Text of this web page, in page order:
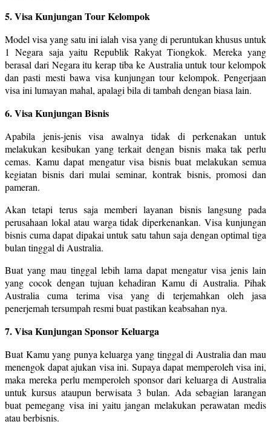
5. Visa Kunjungan Tour Kelompok
Model visa yang satu ini ialah visa yang di peruntukan khusus untuk
1 Negara saja yaitu Republik Rakyat Tiongkok. Mereka yang
berasal dari Negara itu kerap tiba ke Australia untuk tour kelompok
dan pasti mesti bawa visa kunjungan tour kelompok. Pengerjaan
visa ini lumayan mahal, apalagi bila di tambah dengan biasa lain.
6. Visa Kunjungan Bisnis
Apabila jenis-jenis visa awalnya tidak di perkenakan untuk
melakukan kesibukan yang terkait dengan bisnis maka tak perlu
cemas. Kamu dapat mengatur visa bisnis buat melakukan semua
kegiatan bisnis dari mulai seminar, kontrak bisnis, promosi dan
pameran.
Akan tetapi terus saja memberi layanan bisnis langsung pada
perusahaan lokal atau warga tidak diperkenankan. Visa kunjungan
bisnis cuma dapat dipakai untuk satu tahun saja dengan optimal tiga
bulan tinggal di Australia.
Buat yang mau tinggal lebih lama dapat mengatur visa jenis lain
yang cocok dengan tujuan kehadiran Kamu di Australia. Pihak
Australia cuma terima visa yang di terjemahkan oleh jasa
penerjemah tersumpah resmi buat pastikan keabsahan nya.
7. Visa Kunjungan Sponsor Keluarga
Buat Kamu yang punya keluarga yang tinggal di Australia dan mau
menengok dapat ajukan visa ini. Supaya dapat memperoleh visa ini,
maka mereka perlu memperoleh sponsor dari keluarga di Australia
untuk kursus ataupun berwisata 3 bulan. Ada sebagian larangan
buat pemegang visa ini yaitu jangan melakukan perawatan medis
atau berbisnis.